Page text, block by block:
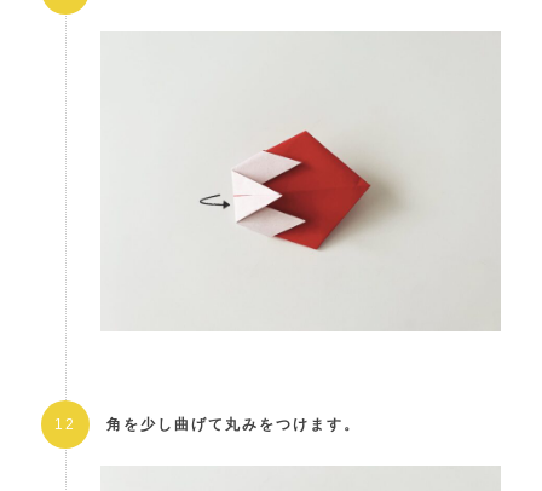
角を少し曲げて丸みをつけます。